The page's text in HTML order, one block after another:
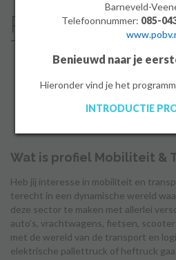
Barneveld-
Telefoonnummer: 085-
Benieuwd naar je
Hieronder vind je het
INTRODUCTIE
MBO
Inloggen
Profiel
Transport
"Het leuke van mijn
transport is dat we aan
Wat is profiel Mobiliteit &
Heb jij interesse in mobiliteit en
terecht in een dynamische wereld
deze sector te maken met allerlei
auto’s, vrachtwagens, fietsen,
met de wereld van de transport en
elektrische pallettruck of heftruck